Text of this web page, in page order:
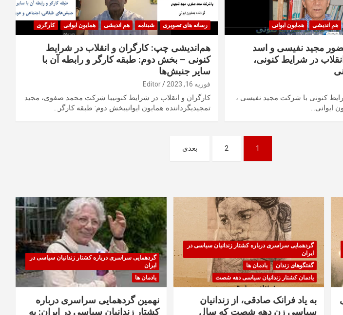
هم اندیشی همایون ایوانی
مجید نفیسی و اسد
در شرایط کنونی،
کنونی با شرکت مجید نفیسی ،
ایوانی…
رسانه های تصویری شبنامه هم اندیشی همایون ایوانی کارگری
هم‌اندیشی چپ: کارگران و انقلاب در شرایط
کنونی – بخش دوم: طبقه کارگر و رابطه آن با
سایر جنبش‌ها
فوریه 16, 2023 Editor
کارگران و انقلاب در شرایط کنونیبا شرکت محمد صفوی، مجید
تمجیدیگرداننده همایون ایوانیبخش دوم: طبقه کارگر…
1
2 بعدی
گردهمایی سراسری درباره کشتار زندانیان سیاسی در
ایران
گفتگوهای زندان
یادمان ها
یادمان کشتار زندانیان سیاسی دهه شصت
به یاد فرانک صادقی، از زندانیان
سیاسی زن دهه شصت که سال
گردهمایی سراسری درباره کشتار زندانیان سیاسی در
ایران
یادمان ها
نهمین گردهمایی سراسری درباره
کشتار زندانیان سیاسی در ایران: به